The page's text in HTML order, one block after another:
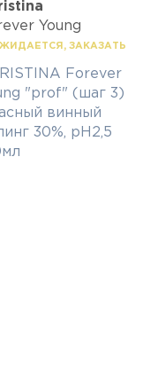
Young
ЗАКАЗАТЬ
Forever
"prof" (шаг 3)
винный
30%, рН2,5